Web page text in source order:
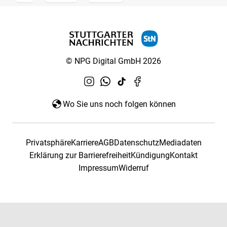
© NPG Digital GmbH 2026
Wo Sie uns noch folgen können
PrivatsphäreKarriereAGBDatenschutzMediadaten
Erklärung zur BarrierefreiheitKündigungKontakt
ImpressumWiderruf